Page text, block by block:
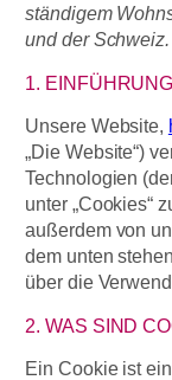
ständigem
und der Schweiz.
1. EINFÜHRUNG
Unsere Website,
„Die Website“)
Technologien
unter „Cookies“
außerdem von
dem unten
über die
2. WAS SIND
Ein Cookie ist